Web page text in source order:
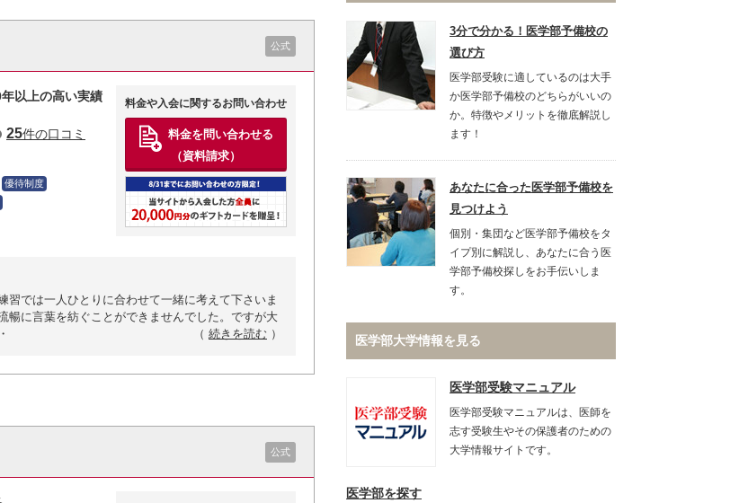
公式
以上の高い実績
25件の口コミ
優待制度
料金や入会に関するお問い合わせ
料金を問い合わせる
（資料請求）
では一人ひとりに合わせて一緒に考えて下さいま
暢に言葉を紡ぐことができませんでした。ですが大
（ 続きを読む ）
公式
3分で分かる！医学部予備校の
選び方
医学部受験に適しているのは大手
か医学部予備校のどちらがいいの
か。特徴やメリットを徹底解説し
ます！
あなたに合った医学部予備校を
見つけよう
個別・集団など医学部予備校をタ
イプ別に解説し、あなたに合う医
学部予備校探しをお手伝いしま
す。
医学部大学情報を見る
医学部受験マニュアル
医学部受験マニュアルは、医師を
志す受験生やその保護者のための
大学情報サイトです。
医学部を探す